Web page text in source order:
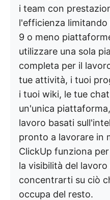
i team con
l'efficienza
9 o meno
utilizzare una sola
completa per il
tue attività, i tuoi
i tuoi wiki, le tue
un'unica
lavoro basati
pronto a lavorare in
ClickUp funziona
la visibilità del
concentrarti su ciò
occupa del resto.